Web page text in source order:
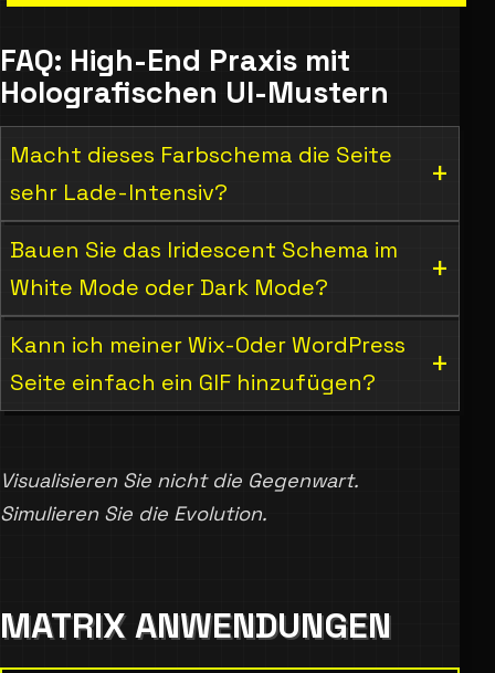
FAQ: High-End Praxis mit
Holografischen UI-Mustern
Macht dieses Farbschema die Seite
sehr Lade-Intensiv?
Bauen Sie das Iridescent Schema im
White Mode oder Dark Mode?
Kann ich meiner Wix-Oder WordPress
Seite einfach ein GIF hinzufügen?
Visualisieren Sie nicht die Gegenwart.
Simulieren Sie die Evolution.
MATRIX ANWENDUNGEN